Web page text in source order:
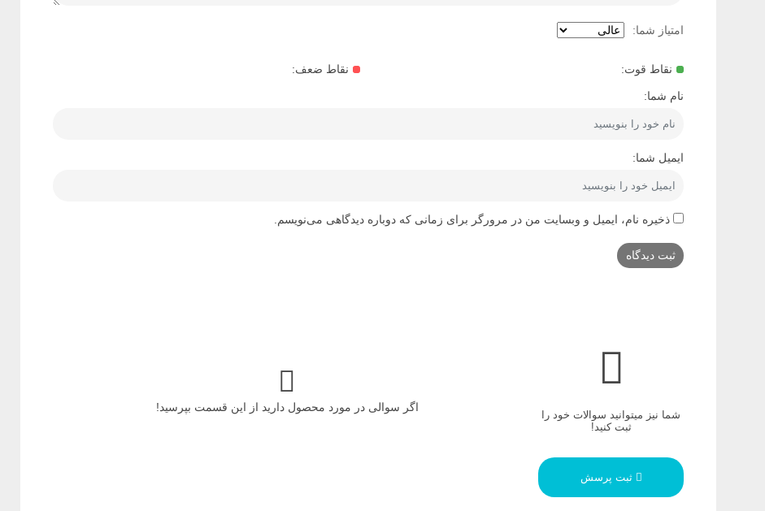
امتیاز شما:
نقاط قوت: نقاط ضعف:
نام شما:
ایمیل شما:
ذخیره نام، ایمیل و وبسایت من در مرورگر برای زمانی که دوباره دیدگاهی می‌نویسم.
شما نیز میتوانید سوالات خود را
ثبت کنید!
ثبت پرسش
اگر سوالی در مورد محصول دارید از این قسمت بپرسید!